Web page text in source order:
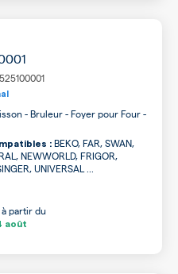
- Bruleur - Foyer pour Four -
: BEKO, FAR, SWAN,
NEWWORLD, FRIGOR,
UNIVERSAL ...
partir du
août